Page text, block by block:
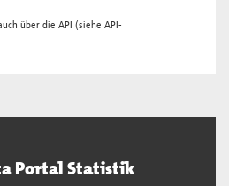
über die API (siehe API-
Portal Statistik